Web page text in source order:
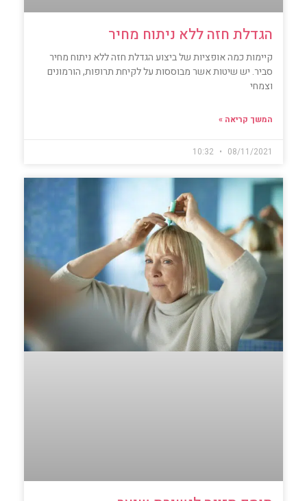
הגדלת חזה ללא ניתוח מחיר
קיימות כמה אופציות של ביצוע הגדלת חזה ללא ניתוח מחיר
סביר. יש שיטות אשר מבוססות על לקיחת תרופות, הורמונים
וצמחי
המשך קריאה »
08/11/2021